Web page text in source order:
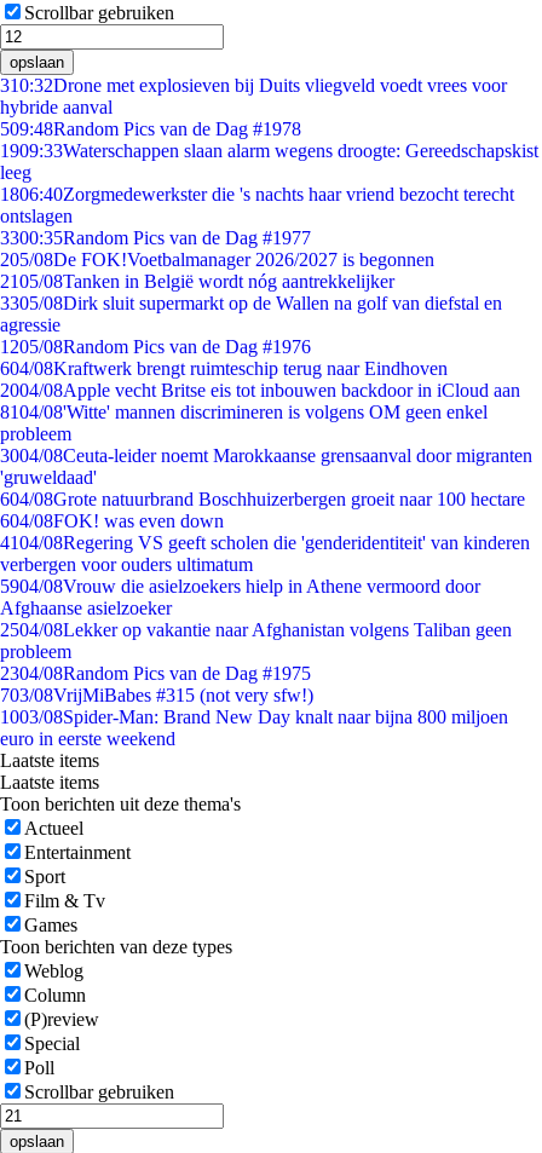
Scrollbar gebruiken
opslaan
310:32Drone met explosieven bij Duits vliegveld voedt vrees voor
hybride aanval
509:48Random Pics van de Dag #1978
1909:33Waterschappen slaan alarm wegens droogte: Gereedschapskist
leeg
1806:40Zorgmedewerkster die 's nachts haar vriend bezocht terecht
ontslagen
3300:35Random Pics van de Dag #1977
205/08De FOK!Voetbalmanager 2026/2027 is begonnen
2105/08Tanken in België wordt nóg aantrekkelijker
3305/08Dirk sluit supermarkt op de Wallen na golf van diefstal en
agressie
1205/08Random Pics van de Dag #1976
604/08Kraftwerk brengt ruimteschip terug naar Eindhoven
2004/08Apple vecht Britse eis tot inbouwen backdoor in iCloud aan
8104/08'Witte' mannen discrimineren is volgens OM geen enkel
probleem
3004/08Ceuta-leider noemt Marokkaanse grensaanval door migranten
'gruweldaad'
604/08Grote natuurbrand Boschhuizerbergen groeit naar 100 hectare
604/08FOK! was even down
4104/08Regering VS geeft scholen die 'genderidentiteit' van kinderen
verbergen voor ouders ultimatum
5904/08Vrouw die asielzoekers hielp in Athene vermoord door
Afghaanse asielzoeker
2504/08Lekker op vakantie naar Afghanistan volgens Taliban geen
probleem
2304/08Random Pics van de Dag #1975
703/08VrijMiBabes #315 (not very sfw!)
1003/08Spider-Man: Brand New Day knalt naar bijna 800 miljoen
euro in eerste weekend
Laatste items
Laatste items
Toon berichten uit deze thema's
Actueel
Entertainment
Sport
Film & Tv
Games
Toon berichten van deze types
Weblog
Column
(P)review
Special
Poll
Scrollbar gebruiken
opslaan